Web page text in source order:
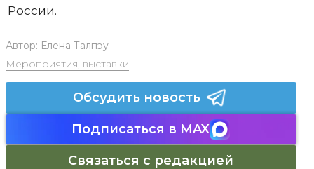
России.
Автор: Елена Талпэу
Мероприятия, выставки
Обсудить новость
Подписаться в MAX
Связаться с редакцией